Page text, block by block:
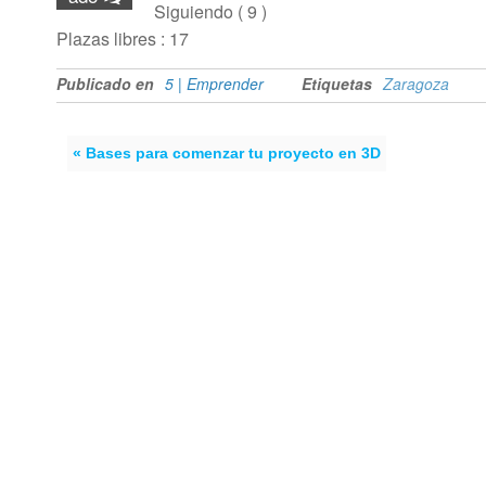
Siguiendo ( 9 )
Plazas libres : 17
Publicado en 5 | Emprender Etiquetas Zaragoza
« Bases para comenzar tu proyecto en 3D